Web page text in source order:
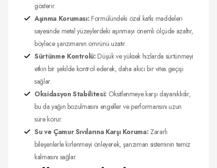
gösterir.
Aşınma Koruması: Formülündeki özel katkı maddeleri
sayesinde metal yüzeylerdeki aşınmayı önemli ölçüde azaltır,
böylece şanzımanın ömrünü uzatır.
Sürtünme Kontrolü: Düşük ve yüksek hızlarda sürtünmeyi
etkin bir şekilde kontrol ederek, daha akıcı bir vites geçişi
sağlar.
Oksidasyon Stabilitesi: Oksitlenmeye karşı dayanıklıdır,
bu da yağın bozulmasını engeller ve performansını uzun
süre korur.
Su ve Çamur Sıvılarına Karşı Koruma: Zararlı
bileşenlerle kirlenmeyi önleyerek, şanzıman sisteminin temiz
kalmasını sağlar.